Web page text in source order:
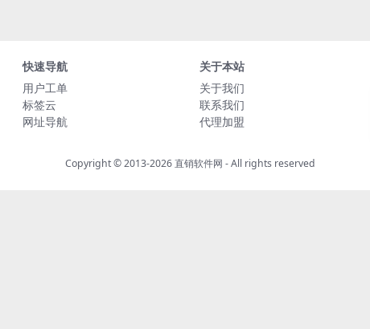
快速导航
用户工单
标签云
网址导航
关于本站
关于我们
联系我们
代理加盟
Copyright © 2013-2026直销软件网 - All rights reserved